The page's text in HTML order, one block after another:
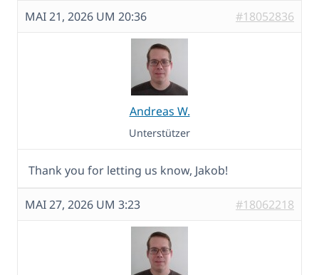
MAI 21, 2026 UM 20:36 #18052836
Andreas W.
Unterstützer
Thank you for letting us know, Jakob!
MAI 27, 2026 UM 3:23 #18062218